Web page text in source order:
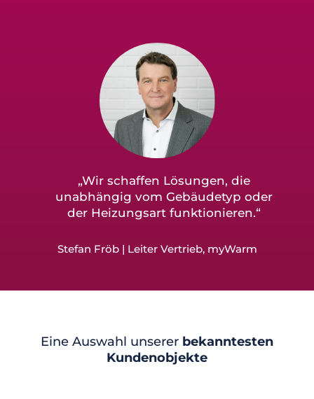
„Wir schaffen Lösungen, die
unabhängig vom Gebäudetyp oder
der Heizungsart funktionieren.“
Stefan Fröb | Leiter Vertrieb, myWarm
Eine Auswahl unserer bekanntesten
Kundenobjekte